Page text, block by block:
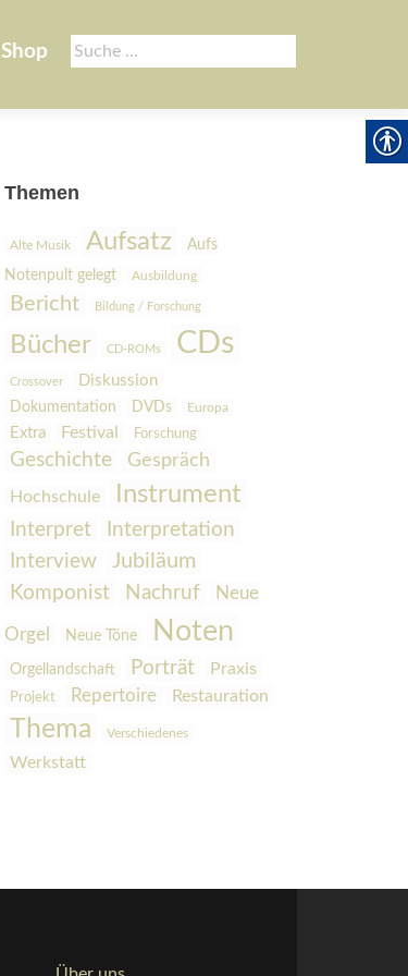
Suche
nach:
Shop
Themen
Alte Musik Aufsatz
Aufs
Notenpult gelegt
Ausbildung
Bericht Bildung / Forschung
Bücher CD-ROMs CDs
Crossover Diskussion
Dokumentation DVDs Europa
Extra Festival Forschung
Geschichte Gespräch
Hochschule Instrument
Interpret
Interpretation
Interview
Jubiläum
Komponist
Nachruf Neue
Orgel Neue Töne Noten
Orgellandschaft Porträt Praxis
Projekt Repertoire Restauration
Thema Verschiedenes
Werkstatt